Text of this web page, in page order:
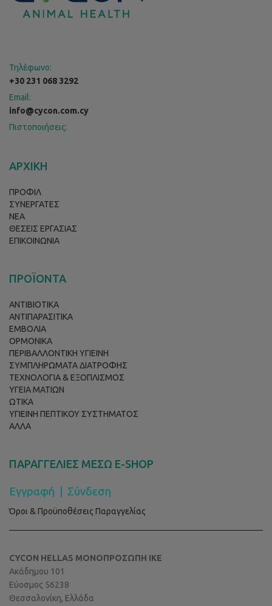
Τηλέφωνο:
+30 231 068 3292
Email:
info@cycon.com.cy
Πιστοποιήσεις:
ΑΡΧΙΚΗ
ΠΡΟΦΙΛ
ΣΥΝΕΡΓΑΤΕΣ
ΝΕΑ
ΘΕΣΕΙΣ ΕΡΓΑΣΙΑΣ
ΕΠΙΚΟΙΝΩΝΙΑ
ΠΡΟΪΟΝΤΑ
ΑΝΤΙΒΙΟΤΙΚΑ
ΑΝΤΙΠΑΡΑΣΙΤΙΚΑ
ΕΜΒΟΛΙΑ
ΟΡΜΟΝΙΚΑ
ΠΕΡΙΒΑΛΛΟΝΤΙΚΗ ΥΓΙΕΙΝΗ
ΣΥΜΠΛΗΡΩΜΑΤΑ ΔΙΑΤΡΟΦΗΣ
ΤΕΧΝΟΛΟΓΙΑ & ΕΞΟΠΛΙΣΜΟΣ
ΥΓΕΙΑ ΜΑΤΙΩΝ
ΩΤΙΚΑ
ΥΓΙΕΙΝΗ ΠΕΠΤΙΚΟΥ ΣΥΣΤΗΜΑΤΟΣ
ΑΛΛΑ
ΠΑΡΑΓΓΕΛΙΕΣ ΜΕΣΩ E-SHOP
Εγγραφή Σύνδεση
Όροι & Προϋποθέσεις Παραγγελίας
CYCON HELLAS ΜΟΝΟΠΡΟΣΩΠΗ ΙΚΕ
Ακάδημου 101
Εύοσμος 56238
Θεσσαλονίκη, Ελλάδα